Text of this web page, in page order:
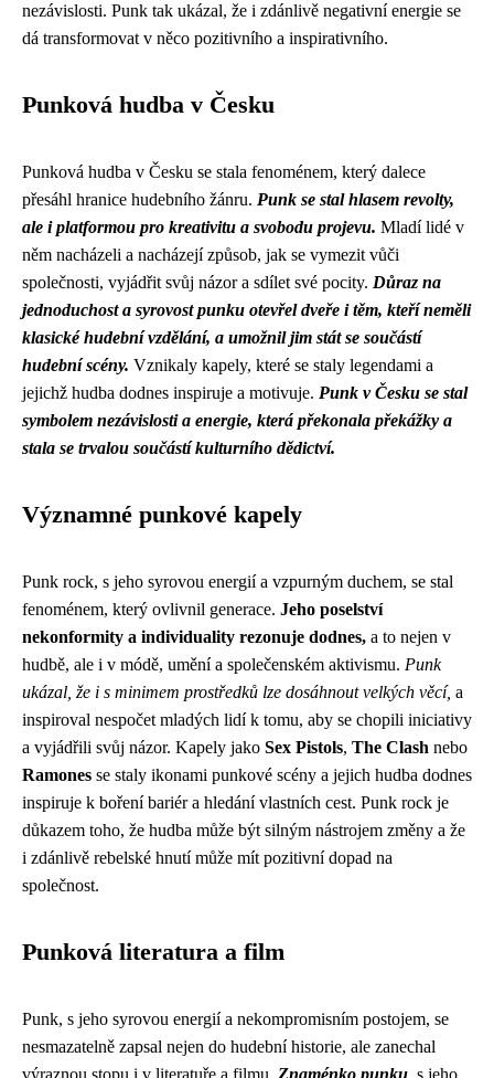
nezávislosti. Punk tak ukázal, že i zdánlivě negativní energie se
dá transformovat v něco pozitivního a inspirativního.
Punková hudba v Česku
Punková hudba v Česku se stala fenoménem, který dalece
přesáhl hranice hudebního žánru. Punk se stal hlasem revolty,
ale i platformou pro kreativitu a svobodu projevu. Mladí lidé v
něm nacházeli a nacházejí způsob, jak se vymezit vůči
společnosti, vyjádřit svůj názor a sdílet své pocity. Důraz na
jednoduchost a syrovost punku otevřel dveře i těm, kteří neměli
klasické hudební vzdělání, a umožnil jim stát se součástí
hudební scény. Vznikaly kapely, které se staly legendami a
jejichž hudba dodnes inspiruje a motivuje. Punk v Česku se stal
symbolem nezávislosti a energie, která překonala překážky a
stala se trvalou součástí kulturního dědictví.
Významné punkové kapely
Punk rock, s jeho syrovou energií a vzpurným duchem, se stal
fenoménem, který ovlivnil generace. Jeho poselství
nekonformity a individuality rezonuje dodnes, a to nejen v
hudbě, ale i v módě, umění a společenském aktivismu. Punk
ukázal, že i s minimem prostředků lze dosáhnout velkých věcí, a
inspiroval nespočet mladých lidí k tomu, aby se chopili iniciativy
a vyjádřili svůj názor. Kapely jako Sex Pistols, The Clash nebo
Ramones se staly ikonami punkové scény a jejich hudba dodnes
inspiruje k boření bariér a hledání vlastních cest. Punk rock je
důkazem toho, že hudba může být silným nástrojem změny a že
i zdánlivě rebelské hnutí může mít pozitivní dopad na
společnost.
Punková literatura a film
Punk, s jeho syrovou energií a nekompromisním postojem, se
nesmazatelně zapsal nejen do hudební historie, ale zanechal
výraznou stopu i v literatuře a filmu. Znaménko punku , s jeho